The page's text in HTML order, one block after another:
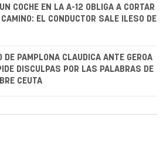
COCHE EN LA A-12 OBLIGA A CORTAR
EL CONDUCTOR SALE ILESO DE
DE PAMPLONA CLAUDICA ANTE GEROA
DISCULPAS POR LAS PALABRAS DE
CEUTA